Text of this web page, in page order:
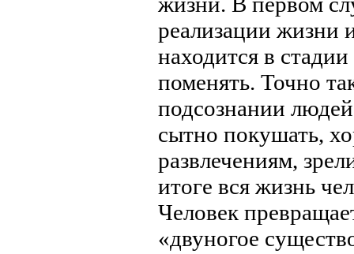
реализации жизни
находится в
поменять. Точно
подсознании
сытно покушать,
развлечениям,
итоге вся жизнь
Человек
«двуногое